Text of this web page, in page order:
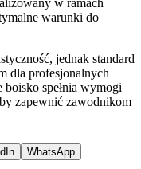
warunki do
jednak standard
dla profesjonalnych
spełnia wymogi
zapewnić zawodnikom
WhatsApp